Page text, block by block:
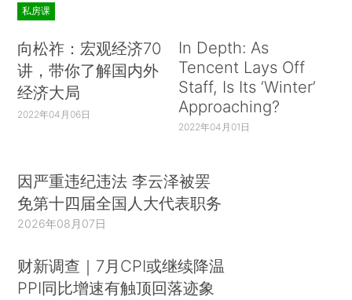
私房课
向松祚：宏观经济70
讲，带你了解国内外
经济大局
2022年04月06日
In Depth: As
Tencent Lays Off
Staff, Is Its ‘Winter’
Approaching?
2022年04月01日
因严重违纪违法 李云泽被罢
免第十四届全国人大代表职务
2026年08月07日
财新调查｜7月CPI或继续降温
PPI同比增速有触顶回落迹象